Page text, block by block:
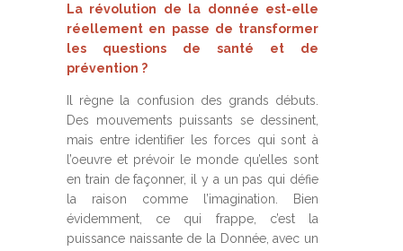
La révolution de la donnée est-elle
réellement en passe de transformer
les questions de santé et de
prévention ?
Il règne la confusion des grands débuts.
Des mouvements puissants se dessinent,
mais entre identifier les forces qui sont à
l’oeuvre et prévoir le monde qu’elles sont
en train de façonner, il y a un pas qui défie
la raison comme l’imagination. Bien
évidemment, ce qui frappe, c’est la
puissance naissante de la Donnée, avec un